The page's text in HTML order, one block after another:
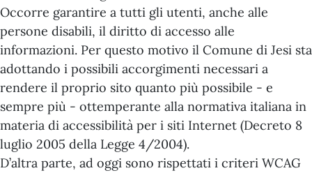
Occorre garantire a tutti gli utenti, anche alle
persone disabili, il diritto di accesso alle
informazioni. Per questo motivo il Comune di Jesi sta
adottando i possibili accorgimenti necessari a
rendere il proprio sito quanto più possibile - e
sempre più - ottemperante alla normativa italiana in
materia di accessibilità per i siti Internet (Decreto 8
luglio 2005 della Legge 4/2004).
D’altra parte, ad oggi sono rispettati i criteri WCAG